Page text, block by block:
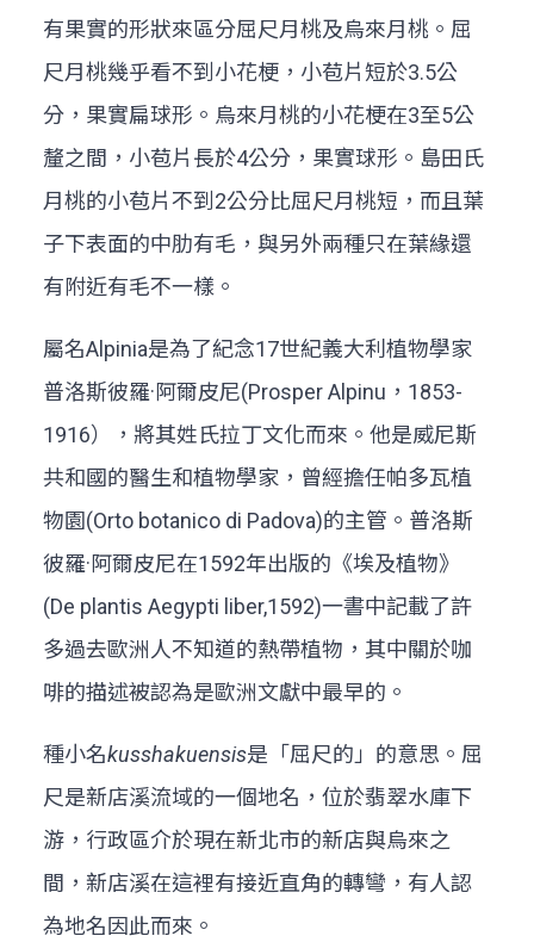
有果實的形狀來區分屈尺月桃及烏來月桃。屈
尺月桃幾乎看不到小花梗，小苞片短於3.5公
分，果實扁球形。烏來月桃的小花梗在3至5公
釐之間，小苞片長於4公分，果實球形。島田氏
月桃的小苞片不到2公分比屈尺月桃短，而且葉
子下表面的中肋有毛，與另外兩種只在葉緣還
有附近有毛不一樣。
屬名Alpinia是為了紀念17世紀義大利植物學家
普洛斯彼羅·阿爾皮尼(Prosper Alpinu，1853-
1916），將其姓氏拉丁文化而來。他是威尼斯
共和國的醫生和植物學家，曾經擔任帕多瓦植
物園(Orto botanico di Padova)的主管。普洛斯
彼羅·阿爾皮尼在1592年出版的《埃及植物》
(De plantis Aegypti liber,1592)一書中記載了許
多過去歐洲人不知道的熱帶植物，其中關於咖
啡的描述被認為是歐洲文獻中最早的。
種小名kusshakuensis是「屈尺的」的意思。屈
尺是新店溪流域的一個地名，位於翡翠水庫下
游，行政區介於現在新北市的新店與烏來之
間，新店溪在這裡有接近直角的轉彎，有人認
為地名因此而來。